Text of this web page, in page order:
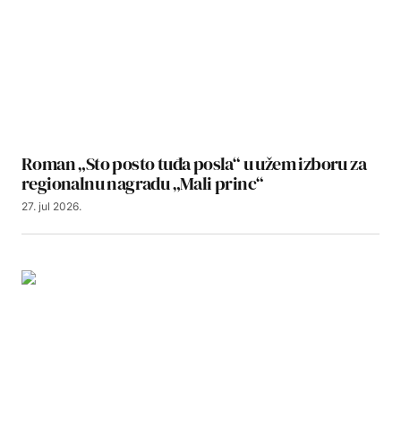
Roman „Sto posto tuđa posla“ u užem izboru za
regionalnu nagradu „Mali princ“
27. jul 2026.